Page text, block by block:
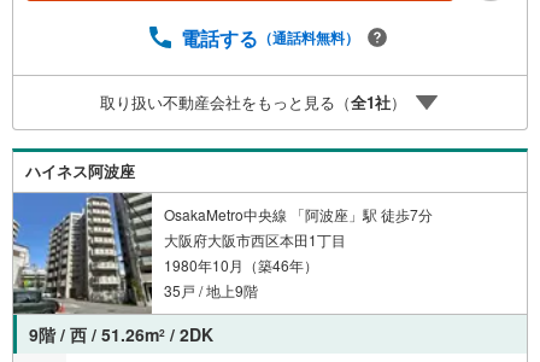
形はL字型！■現在は空き部屋で、気軽に室内見学可能で
インパーキングまでご案内致しますので、担当者にお声が
けください。■キッズスペースもございますので、小さなお
子様がいらっしゃるご家庭もお気軽にご来場ください！
【営業日】定休日はございません。水曜日も営業しており
ます。
電話する （通話料無料）
取り扱い不動産会社をもっと見る（全1社）
ハイネス阿波座
OsakaMetro中央線 「阿波座」駅 徒歩7分
大阪府大阪市西区本田1丁目
1980年10月（築46年）
35戸 / 地上9階
9階 / 西 / 51.26m2 / 2DK